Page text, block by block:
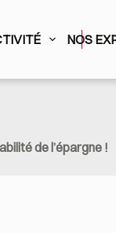
NOS
de l’épargne !